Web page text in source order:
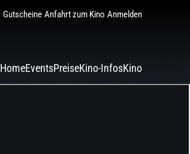
Gutscheine Anfahrt zum Kino Anmelden
HomeEventsPreiseKino-InfosKino